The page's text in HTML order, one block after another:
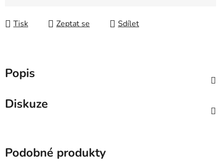
Tisk Zeptat se Sdílet
Popis
Diskuze
Podobné produkty